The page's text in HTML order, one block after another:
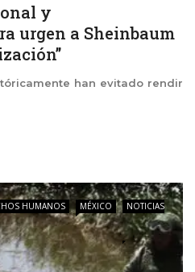
y
urgen a Sheinbaum
han evitado rendir
HUMANOS MÉXICO NOTICIAS